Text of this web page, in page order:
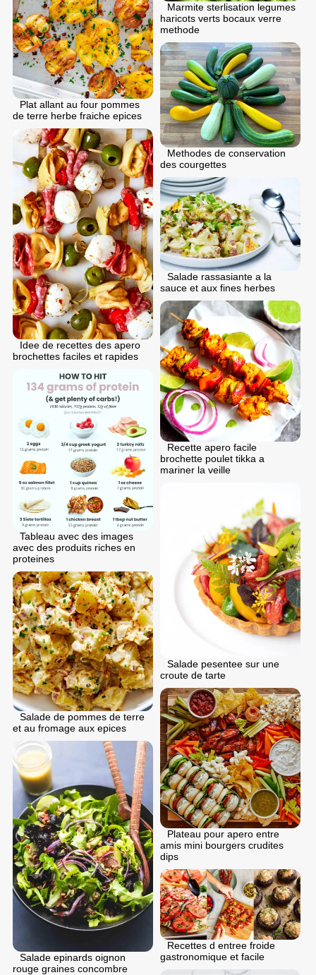
Marmite sterlisation legumes
haricots verts bocaux verre
methode
Plat allant au four pommes
de terre herbe fraiche epices
Methodes de conservation
des courgettes
Idee de recettes des apero
brochettes faciles et rapides
Salade rassasiante a la
sauce et aux fines herbes
Recette apero facile
brochette poulet tikka a
mariner la veille
Tableau avec des images
avec des produits riches en
proteines
Salade pesentee sur une
croute de tarte
Salade de pommes de terre
et au fromage aux epices
Plateau pour apero entre
amis mini bourgers crudites
dips
Salade epinards oignon
rouge graines concombre
Recettes d entree froide
gastronomique et facile